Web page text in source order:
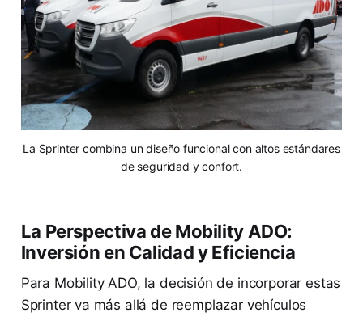
La Sprinter combina un diseño funcional con altos estándares
de seguridad y confort.
La Perspectiva de Mobility ADO:
Inversión en Calidad y Eficiencia
Para Mobility ADO, la decisión de incorporar estas
Sprinter va más allá de reemplazar vehículos